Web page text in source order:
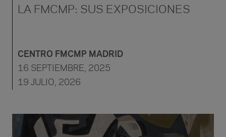
LA FMCMP: SUS EXPOSICIONES
CENTRO FMCMP MADRID
16 SEPTIEMBRE, 2025
19 JULIO, 2026